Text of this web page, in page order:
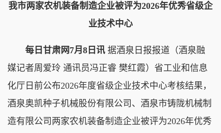
我市两家农机装备制造企业被评为2026年优秀省级企
业技术中心
每日甘肃网7月8日讯 据酒泉日报报道（酒泉融
媒记者周爱玲 通讯员冯正睿 樊红霞）省工业和信息
化厅日前公布2026年度省级企业技术中心考核结果，
酒泉奥凯种子机械股份有限公司、酒泉市铸陇机械制
造有限公司两家农机装备制造企业被评为2026年优秀